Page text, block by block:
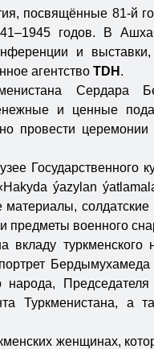
посвящённые 81-й
годов. В
и
агентствоTDH .
Сердара
и ценные
провести церемонии
Государственного
ýazylan
предметы военного
вкладу туркменского
народа,
Туркменистана, а
женщинах,